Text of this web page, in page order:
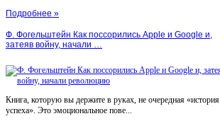
Подробнее »
Ф. Фогельштейн Как поссорились Apple и Google и,
затеяв войну, начали …
Книга, которую вы держите в руках, не очередная «история
успеха». Это эмоциональное пове...